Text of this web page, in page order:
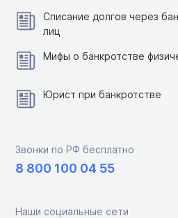
Списание долгов через
лиц
Мифы о банкротстве
Юрист при банкротстве
Звонки по РФ бесплатно
8 800 100 04 55
Наши социальные сети